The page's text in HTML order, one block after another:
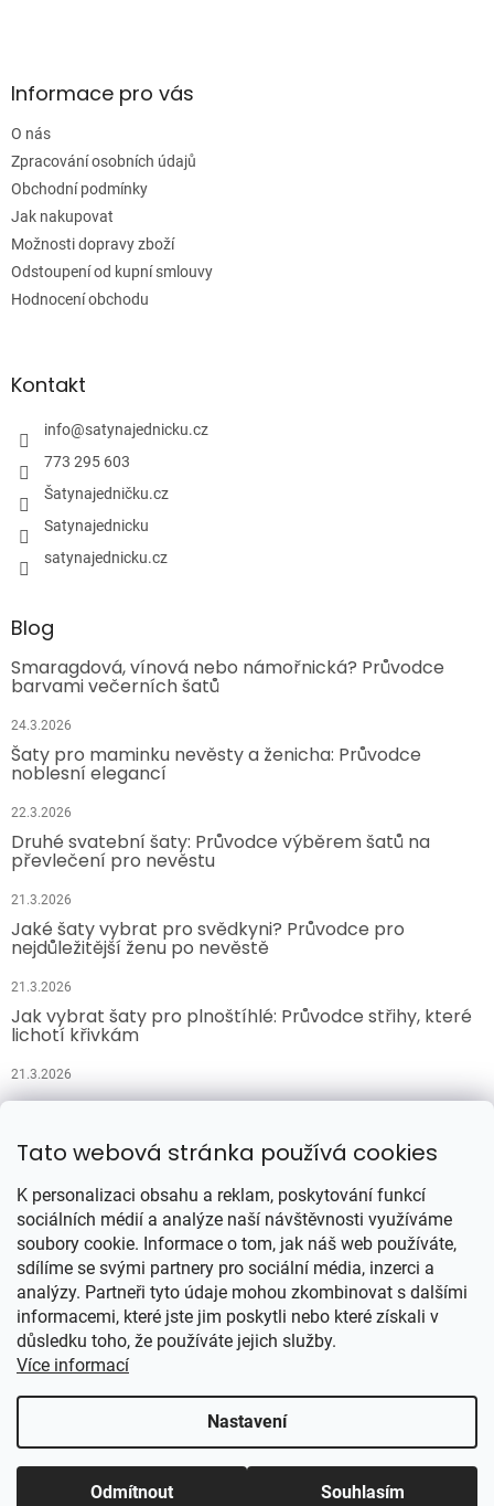
Tato webová stránka používá cookies
K personalizaci obsahu a reklam, poskytování funkcí
sociálních médií a analýze naší návštěvnosti využíváme
soubory cookie. Informace o tom, jak náš web používáte,
sdílíme se svými partnery pro sociální média, inzerci a
analýzy. Partneři tyto údaje mohou zkombinovat s dalšími
informacemi, které jste jim poskytli nebo které získali v
důsledku toho, že používáte jejich služby.
Více informací
Nastavení
Odmítnout Souhlasím
aInformace pro vás
O nás
Zpracování osobních údajů
Obchodní podmínky
Jak nakupovat
Možnosti dopravy zboží
Odstoupení od kupní smlouvy
Hodnocení obchodu
Kontakt
info@satynajednicku.cz
773 295 603
Šatynajedničku.cz
Satynajednicku
satynajednicku.cz
Blog
Smaragdová, vínová nebo námořnická? Průvodce
barvami večerních šatů
24.3.2026
Šaty pro maminku nevěsty a ženicha: Průvodce
noblesní elegancí
22.3.2026
Druhé svatební šaty: Průvodce výběrem šatů na
převlečení pro nevěstu
21.3.2026
Jaké šaty vybrat pro svědkyni? Průvodce pro
nejdůležitější ženu po nevěstě
21.3.2026
Jak vybrat šaty pro plnoštíhlé: Průvodce střihy, které
lichotí křivkám
21.3.2026
Přijímáme online platby
Vytvořil Shoptet
Copyright 2026
Se ❤ spravují PPC-systemy.cz